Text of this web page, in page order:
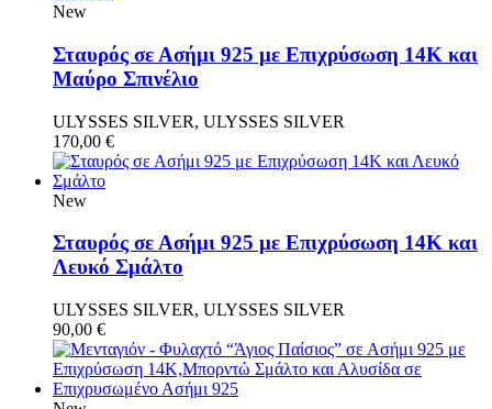
New
Σταυρός σε Ασήμι 925 με Επιχρύσωση 14Κ και
Μαύρο Σπινέλιο
ULYSSES SILVER, ULYSSES SILVER
170,00 €
New
Σταυρός σε Ασήμι 925 με Επιχρύσωση 14Κ και
Λευκό Σμάλτο
ULYSSES SILVER, ULYSSES SILVER
90,00 €